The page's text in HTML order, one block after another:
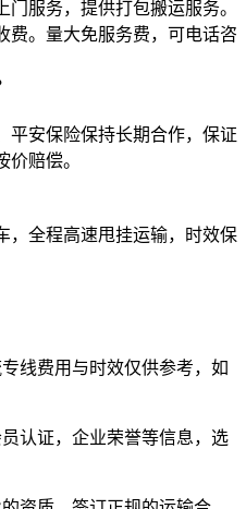
服务，提供打包搬运服务。
费。量大免服务费，可电话咨
平安保险保持长期合作，保证
赔偿。
，全程高速甩挂运输，时效保
线费用与时效仅供参考，如
认证，企业荣誉等信息，选